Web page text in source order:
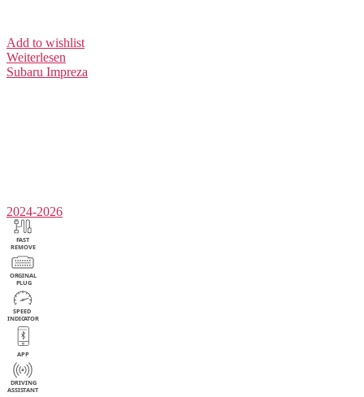
Add to wishlist
Weiterlesen
Subaru Impreza
2024-2026